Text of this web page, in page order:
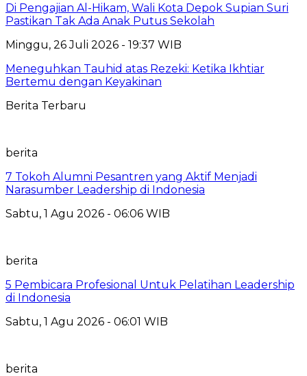
Di Pengajian Al-Hikam, Wali Kota Depok Supian Suri
Pastikan Tak Ada Anak Putus Sekolah
Minggu, 26 Juli 2026 - 19:37 WIB
Meneguhkan Tauhid atas Rezeki: Ketika Ikhtiar
Bertemu dengan Keyakinan
Berita Terbaru
berita
7 Tokoh Alumni Pesantren yang Aktif Menjadi
Narasumber Leadership di Indonesia
Sabtu, 1 Agu 2026 - 06:06 WIB
berita
5 Pembicara Profesional Untuk Pelatihan Leadership
di Indonesia
Sabtu, 1 Agu 2026 - 06:01 WIB
berita